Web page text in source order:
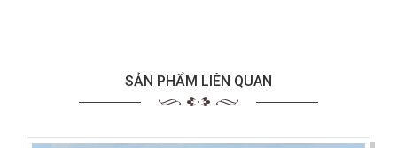
SẢN PHẨM LIÊN QUAN